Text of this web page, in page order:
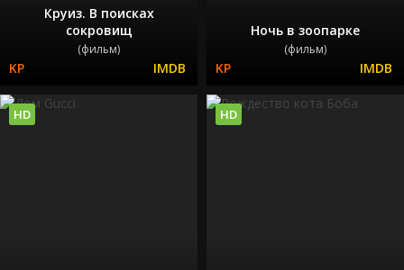
Круиз. В поисках
сокровищ
(фильм)
Ночь в зоопарке
(фильм)
HD HD